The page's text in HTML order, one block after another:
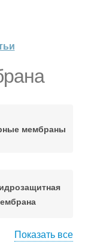
мембраны
Показать все